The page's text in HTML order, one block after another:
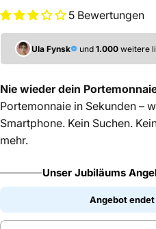
5 Bewertungen
Ula Fynsk und 1.000 weitere
Nie wieder dein
Portemonnaie in Sekunden –
Smartphone. Kein Suchen.
mehr.
Unser Jubiläums
Angebot